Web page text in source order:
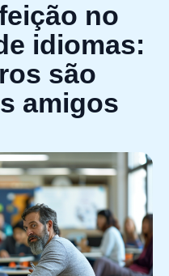
no
idiomas:
são
amigos